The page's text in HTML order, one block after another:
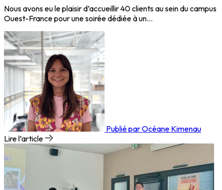
Nous avons eu le plaisir d’accueillir 40 clients au sein du campus
Ouest-France pour une soirée dédiée à un…
Publié par Océane Kimenau
Lire l’article